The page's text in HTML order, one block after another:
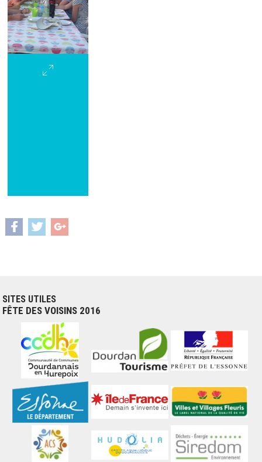
SITES UTILES
FÊTE DES VOISINS 2016